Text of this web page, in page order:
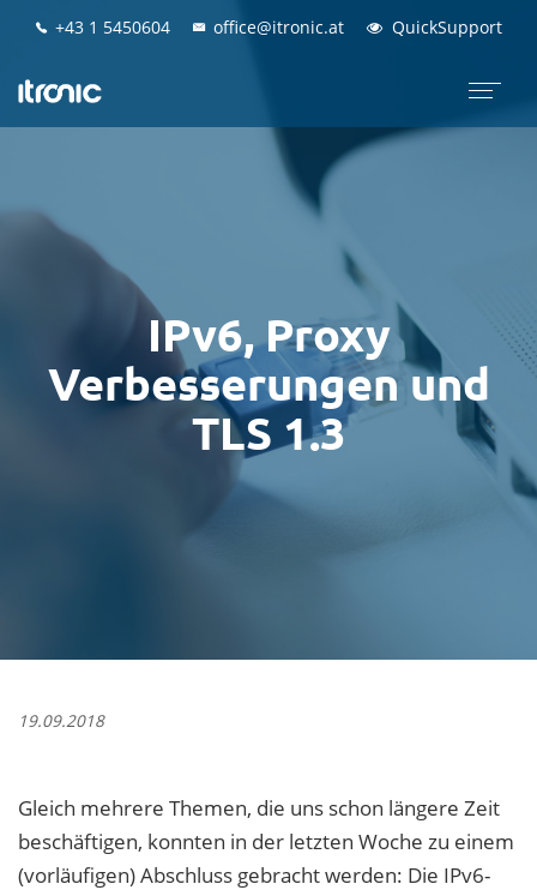
+43 1 5450604
+43 1 5450604 office@itronic.at
office@itronic.at QuickSupport
QuickSupport
IPv6, Proxy
Verbesserungen und
TLS 1.3
19.09.2018
Gleich mehrere Themen, die uns schon längere Zeit
beschäftigen, konnten in der letzten Woche zu einem
(vorläufigen) Abschluss gebracht werden: Die IPv6-